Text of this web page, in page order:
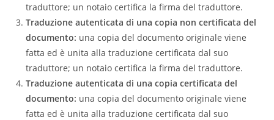
traduttore; un notaio certifica la firma del traduttore.
Traduzione autenticata di una copia non certificata del
documento: una copia del documento originale viene
fatta ed è unita alla traduzione certificata dal suo
traduttore; un notaio certifica la firma del traduttore.
Traduzione autenticata di una copia certificata del
documento: una copia del documento originale viene
fatta ed è unita alla traduzione certificata dal suo